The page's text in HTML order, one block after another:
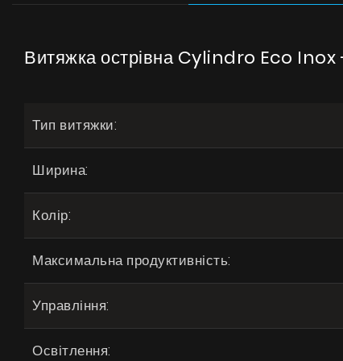
Витяжка острівна Cylindro Eco Inox
Тип витяжки:
Ширина:
Колір:
Максимальна продуктивність:
Управління:
Освітлення: